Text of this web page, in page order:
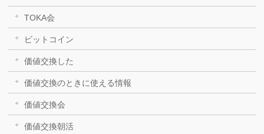
TOKA会
ビットコイン
価値交換した
価値交換のときに使える情報
価値交換会
価値交換朝活